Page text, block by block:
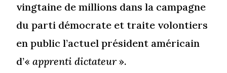
vingtaine de millions dans la campagne
du parti démocrate et traite volontiers
en public l’actuel président américain
d’«apprenti dictateur».